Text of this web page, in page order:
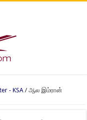
- KSA / ஆல இம்ரான்